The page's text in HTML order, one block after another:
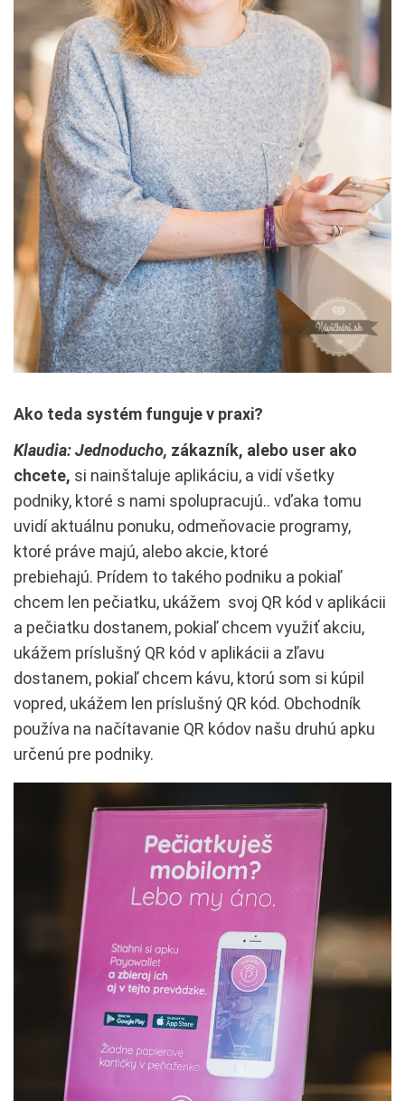
Ako teda systém funguje v praxi?
Klaudia: Jednoducho, zákazník, alebo user ako
chcete, si nainštaluje aplikáciu, a vidí všetky
podniky, ktoré s nami spolupracujú.. vďaka tomu
uvidí aktuálnu ponuku, odmeňovacie programy,
ktoré práve majú, alebo akcie, ktoré
prebiehajú. Prídem to takého podniku a pokiaľ
chcem len pečiatku, ukážem svoj QR kód v aplikácii
a pečiatku dostanem, pokiaľ chcem využiť akciu,
ukážem príslušný QR kód v aplikácii a zľavu
dostanem, pokiaľ chcem kávu, ktorú som si kúpil
vopred, ukážem len príslušný QR kód. Obchodník
používa na načítavanie QR kódov našu druhú apku
určenú pre podniky.